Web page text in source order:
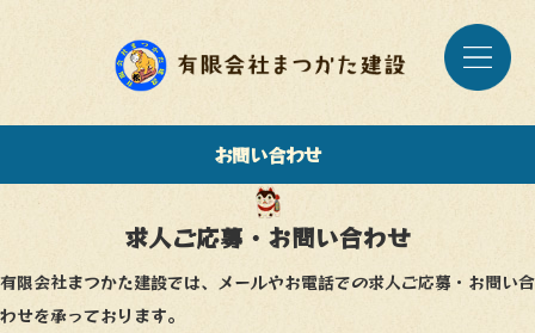
お問い合わせ
求人ご応募・お問い合わせ
有限会社まつかた建設では、メールやお電話での求人ご応募・お問い合
わせを承っております。